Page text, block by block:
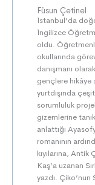
Füsun Çetinel
İstanbul’da
İngilizce
oldu.
okullarında
danışmanı
gençlere hikâye
yurtdışında
sorumluluk
gizemlerine
anlattığı
romanının
kıyılarına, Antik
Kaş’a uzanan
yazdı.